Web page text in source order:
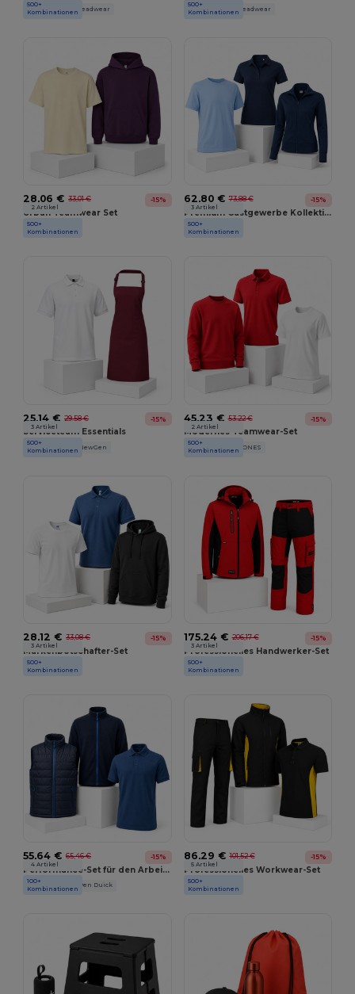
JHK Atlantis Headwear JHK Atlantis Headwear
500+
Kombinationen
28,06 € 33,01 € -15%
Urban Teamwear Set
JHK
500+
Kombinationen
62,80 € 73,88 € -15%
Premium Gastgewerbe Kollektion
Promodoro
2 Artikel
500+
Kombinationen
25,14 € 29,58 € -15%
Serviceteam Essentials
Black&Match NewGen
3 Artikel
500+
Kombinationen
45,23 € 53,22 € -15%
Modernes Teamwear-Set
Produkt JACK & JONES
3 Artikel
500+
Kombinationen
28,12 € 33,08 € -15%
Markenbotschafter-Set
JHK
2 Artikel
500+
Kombinationen
175,24 € 206,17 € -15%
Professionelles Handwerker-Set
Herock
3 Artikel
500+
Kombinationen
55,64 € 65,46 € -15%
Performance-Set für den Arbeitsalltag
Black&Match Pen Duick
3 Artikel
500+
Kombinationen
86,29 € 101,52 € -15%
Professionelles Workwear-Set
Velilla
4 Artikel
100+
Kombinationen
5 Artikel
500+
Kombinationen